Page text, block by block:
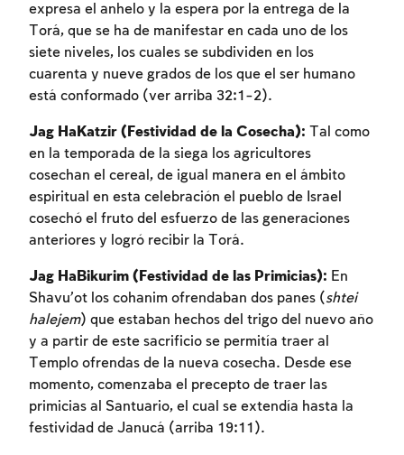
expresa el anhelo y la espera por la entrega de la
Torá, que se ha de manifestar en cada uno de los
siete niveles, los cuales se subdividen en los
cuarenta y nueve grados de los que el ser humano
está conformado (ver arriba 32:1-2).
Jag HaKatzir (Festividad de la Cosecha): Tal como
en la temporada de la siega los agricultores
cosechan el cereal, de igual manera en el ámbito
espiritual en esta celebración el pueblo de Israel
cosechó el fruto del esfuerzo de las generaciones
anteriores y logró recibir la Torá.
Jag HaBikurim (Festividad de las Primicias): En
Shavu’ot los cohanim ofrendaban dos panes (shtei
halejem) que estaban hechos del trigo del nuevo año
y a partir de este sacrificio se permitía traer al
Templo ofrendas de la nueva cosecha. Desde ese
momento, comenzaba el precepto de traer las
primicias al Santuario, el cual se extendía hasta la
festividad de Janucá (arriba 19:11).